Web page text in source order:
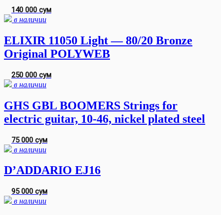
140 000 сум
в наличии
ELIXIR 11050 Light — 80/20 Bronze
Original POLYWEB
250 000 сум
в наличии
GHS GBL BOOMERS Strings for
electric guitar, 10-46, nickel plated steel
75 000 сум
в наличии
D’ADDARIO EJ16
95 000 сум
в наличии